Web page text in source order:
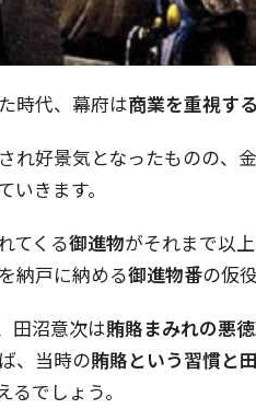
時代、幕府は商業を重視す
れ好景気となったものの、
いきます。
てくる御進物がそれまで以
納戸に納める御進物番の仮
田沼意次は賄賂まみれの悪
、当時の賄賂という習慣と
でしょう。